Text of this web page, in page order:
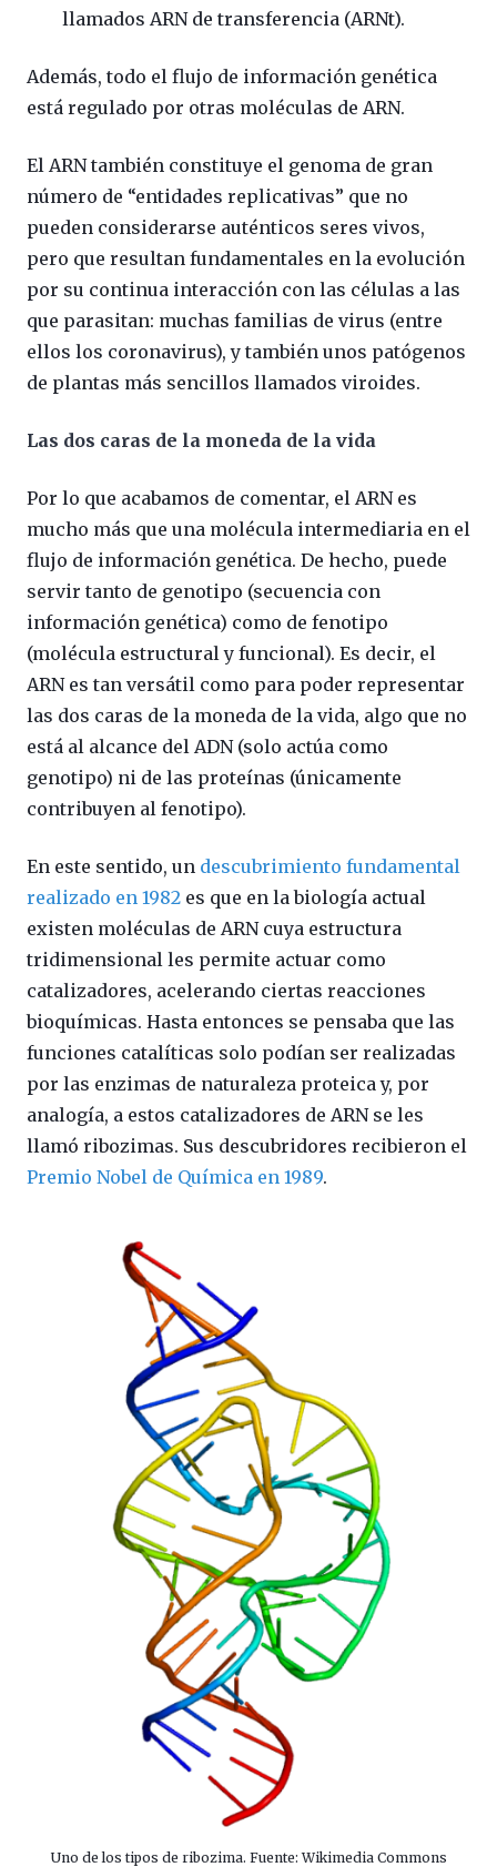
llamados ARN de transferencia (ARNt).
Además, todo el flujo de información genética
está regulado por otras moléculas de ARN.
El ARN también constituye el genoma de gran
número de “entidades replicativas” que no
pueden considerarse auténticos seres vivos,
pero que resultan fundamentales en la evolución
por su continua interacción con las células a las
que parasitan: muchas familias de virus (entre
ellos los coronavirus), y también unos patógenos
de plantas más sencillos llamados viroides.
Las dos caras de la moneda de la vida
Por lo que acabamos de comentar, el ARN es
mucho más que una molécula intermediaria en el
flujo de información genética. De hecho, puede
servir tanto de genotipo (secuencia con
información genética) como de fenotipo
(molécula estructural y funcional). Es decir, el
ARN es tan versátil como para poder representar
las dos caras de la moneda de la vida, algo que no
está al alcance del ADN (solo actúa como
genotipo) ni de las proteínas (únicamente
contribuyen al fenotipo).
En este sentido, un descubrimiento fundamental
realizado en 1982 es que en la biología actual
existen moléculas de ARN cuya estructura
tridimensional les permite actuar como
catalizadores, acelerando ciertas reacciones
bioquímicas. Hasta entonces se pensaba que las
funciones catalíticas solo podían ser realizadas
por las enzimas de naturaleza proteica y, por
analogía, a estos catalizadores de ARN se les
llamó ribozimas. Sus descubridores recibieron el
Premio Nobel de Química en 1989.
Uno de los tipos de ribozima. Fuente: Wikimedia Commons